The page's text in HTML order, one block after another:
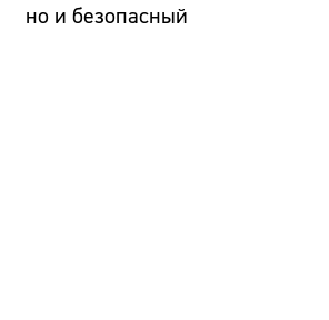
но и безопасный